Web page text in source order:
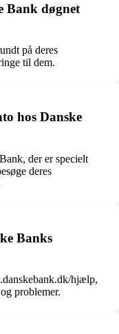
Bank døgnet
på deres
til dem.
hos Danske
der er specielt
deres
Banks
hjælp,
problemer.